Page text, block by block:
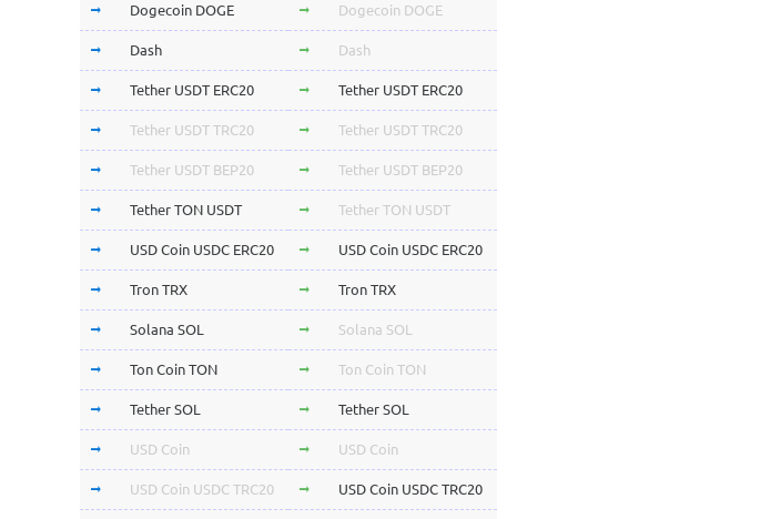
Dogecoin DOGE Dogecoin DOGE
Dash Dash
Tether USDT ERC20 Tether USDT ERC20
Tether USDT TRC20 Tether USDT TRC20
Tether USDT BEP20 Tether USDT BEP20
Tether TON USDT Tether TON USDT
USD Coin USDC ERC20 USD Coin USDC ERC20
Tron TRX Tron TRX
Solana SOL Solana SOL
Ton Coin TON Ton Coin TON
Tether SOL Tether SOL
USD Coin USD Coin
USD Coin USDC TRC20 USD Coin USDC TRC20